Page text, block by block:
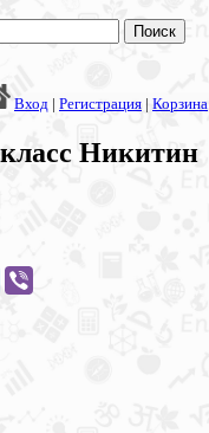
Вход | Регистрация | Корзина
Никитин